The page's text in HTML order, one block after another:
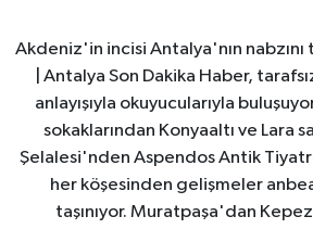
Akdeniz'in incisi Antalya'nın
| Antalya Son Dakika Haber, tarafsız
anlayışıyla okuyucularıyla
sokaklarından Konyaaltı ve Lara
Şelalesi'nden Aspendos Antik
her köşesinden gelişmeler
taşınıyor. Muratpaşa'dan